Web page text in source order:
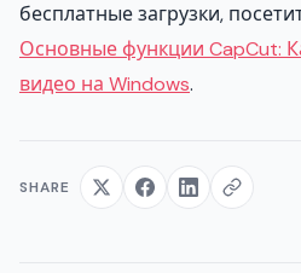
бесплатные загрузки,
Основные функции CapCut:
видео на Windows.
SHARE